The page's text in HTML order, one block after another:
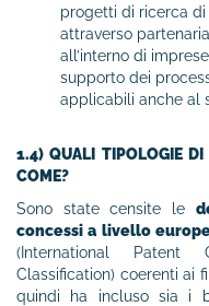
progetti di ricerca
attraverso
all’interno di
supporto dei
applicabili anche al
1.4) QUALI TIPOLOGIE DI
COME?
Sono state censite le
concessi a livello
(International Patent
Classification) coerenti ai
quindi ha incluso sia i